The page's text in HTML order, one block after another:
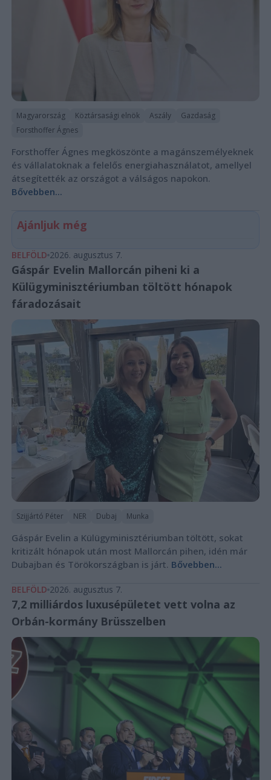
Magyarország Köztársasági elnök Aszály
Gazdaság
Forsthoffer Ágnes
Forsthoffer Ágnes megköszönte a magánszemélyeknek
és vállalatoknak a felelős energiahasználatot, amellyel
átsegítették az országot a válságos napokon.
Bővebben...
Ajánljuk még
BELFÖLD 2026. augusztus 7.
Gáspár Evelin Mallorcán piheni ki a
Külügyminisztériumban töltött hónapok
fáradozásait
Szijjártó Péter NER Dubaj Munka
Gáspár Evelin a Külügyminisztériumban töltött, sokat
kritizált hónapok után most Mallorcán pihen, idén már
Dubajban és Törökországban is járt. Bővebben...
BELFÖLD 2026. augusztus 7.
7,2 milliárdos luxusépületet vett volna az
Orbán-kormány Brüsszelben